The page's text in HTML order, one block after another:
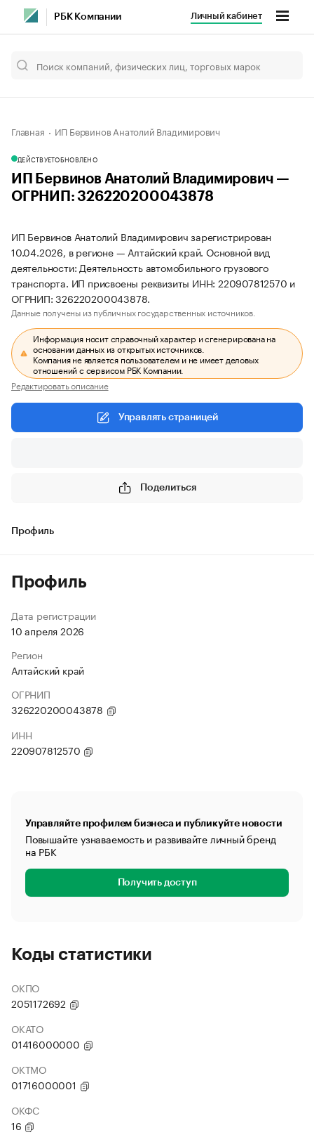
РБК Компании Личный кабинет
Главная ИП Бервинов Анатолий Владимирович
ДЕЙСТВУЕТОБНОВЛЕНО
ИП Бервинов Анатолий Владимирович —
ОГРНИП: 326220200043878
ИП Бервинов Анатолий Владимирович зарегистрирован
10.04.2026, в регионе — Алтайский край. Основной вид
деятельности: Деятельность автомобильного грузового
транспорта. ИП присвоены реквизиты ИНН: 220907812570 и
ОГРНИП: 326220200043878.
Данные получены из публичных государственных источников.
Информация носит справочный характер и сгенерирована на
основании данных из открытых источников.
Компания не является пользователем и не имеет деловых
отношений с сервисом РБК Компании.
Редактировать описание
Управлять страницей
Поделиться
Профиль
Профиль
Дата регистрации
10 апреля 2026
Регион
Алтайский край
ОГРНИП
326220200043878
ИНН
220907812570
Управляйте профилем бизнеса и публикуйте новости
Повышайте узнаваемость и развивайте личный бренд
на РБК
Получить доступ
Коды статистики
ОКПО
2051172692
ОКАТО
01416000000
ОКТМО
01716000001
ОКФС
16